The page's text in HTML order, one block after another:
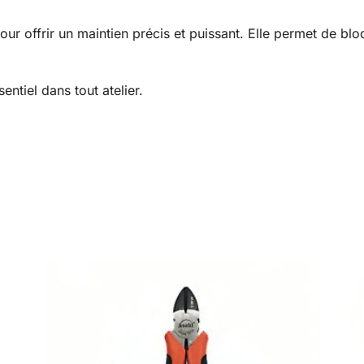
offrir un maintien précis et puissant. Elle permet de
dans tout atelier.